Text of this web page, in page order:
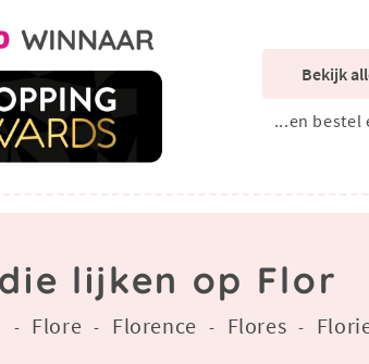
Bekijk
...en bestel
lijken op Flor
- Flore - Florence - Flores -